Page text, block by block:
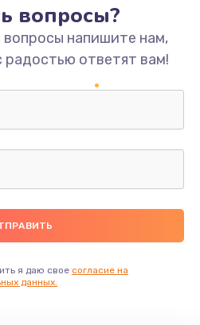
1895 руб.
клавиатуры
вопросы?
вопросы напишите нам,
ответят вам!
я даю свое согласие на
данных.